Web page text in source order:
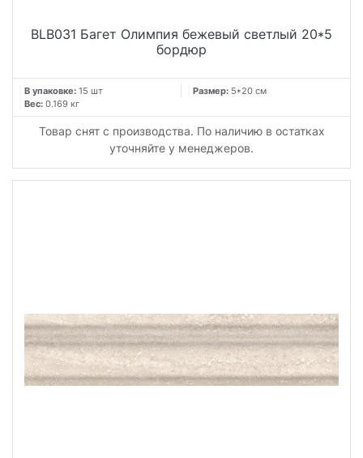
BLB031 Багет Олимпия бежевый светлый 20*5
бордюр
В упаковке: 15 шт Размер: 5*20 см
Вес: 0.169 кг
Товар снят с производства. По наличию в остатках
уточняйте у менеджеров.